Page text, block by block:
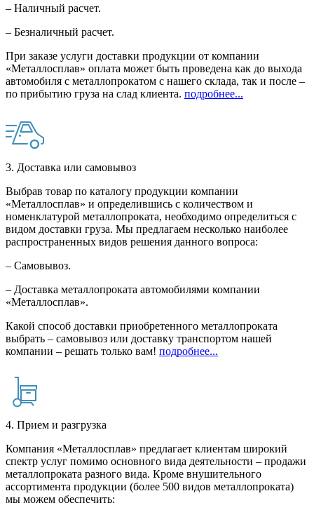
– Наличный расчет.
– Безналичный расчет.
При заказе услуги доставки продукции от компании
«Металлосплав» оплата может быть проведена как до выхода
автомобиля с металлопрокатом с нашего склада, так и после –
по прибытию груза на слад клиента. подробнее...
3. Доставка или самовывоз
Выбрав товар по каталогу продукции компании
«Металлосплав» и определившись с количеством и
номенклатурой металлопроката, необходимо определиться с
видом доставки груза. Мы предлагаем несколько наиболее
распространенных видов решения данного вопроса:
– Самовывоз.
– Доставка металлопроката автомобилями компании
«Металлосплав».
Какой способ доставки приобретенного металлопроката
выбрать – самовывоз или доставку транспортом нашей
компании – решать только вам! подробнее...
4. Прием и разгрузка
Компания «Металлосплав» предлагает клиентам широкий
спектр услуг помимо основного вида деятельности – продажи
металлопроката разного вида. Кроме внушительного
ассортимента продукции (более 500 видов металлопроката)
мы можем обеспечить: